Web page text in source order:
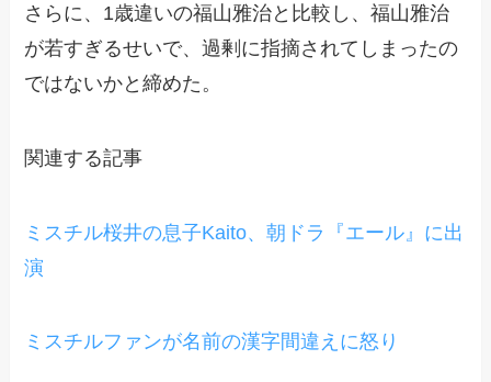
さらに、1歳違いの福山雅治と比較し、福山雅治
が若すぎるせいで、過剰に指摘されてしまったの
ではないかと締めた。
関連する記事
ミスチル桜井の息子Kaito、朝ドラ『エール』に出
演
ミスチルファンが名前の漢字間違えに怒り